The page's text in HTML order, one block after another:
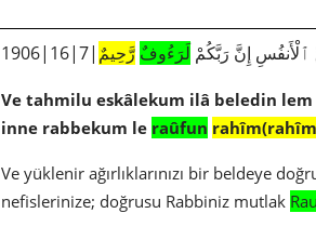
ٱلْأَنفُسِ إِنَّ رَبَّكُمْ لَرَءُوفٌ رَّحِيمٌ
Ve tahmilu eskâlekum ilâ beledin
inne rabbekum le raûfun
Ve yüklenir ağırlıklarınızı bir beldeye
nefislerinize; doğrusu Rabbiniz mutlak